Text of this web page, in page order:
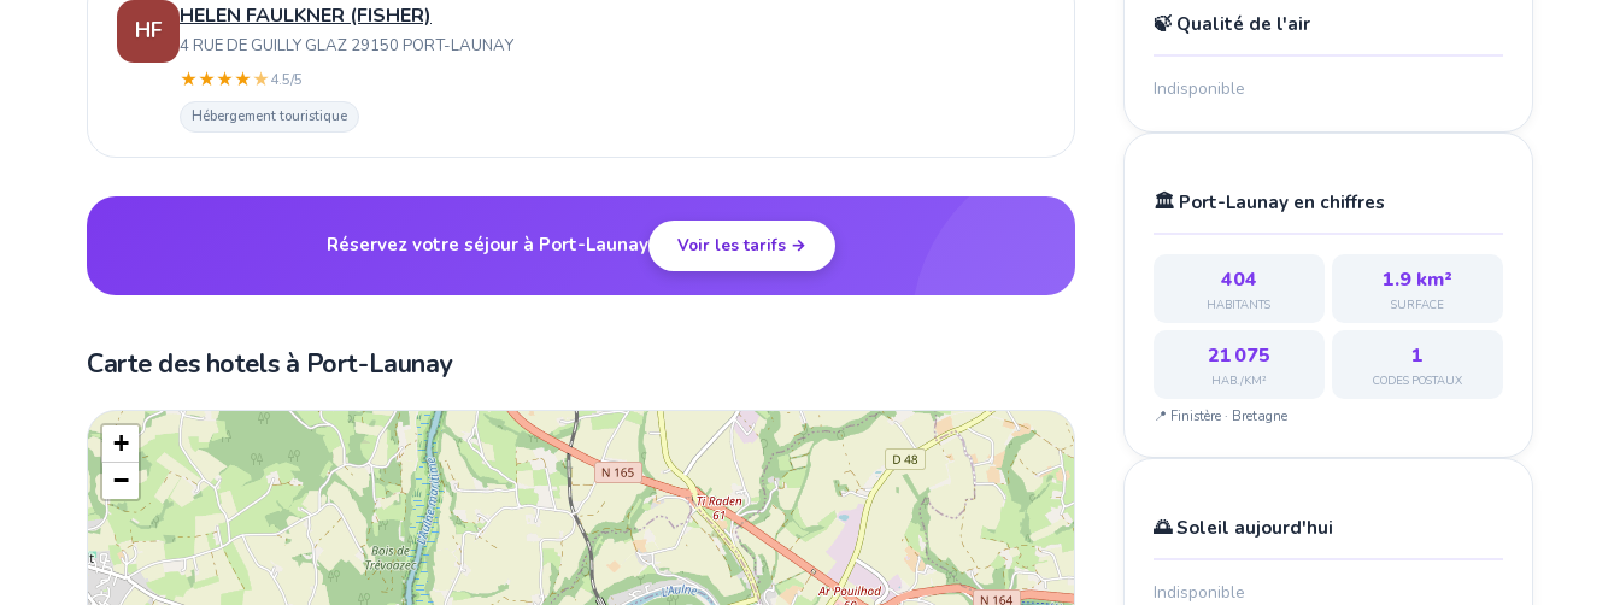
HF
HELEN FAULKNER (FISHER)
4 RUE DE GUILLY GLAZ 29150 PORT-LAUNAY
★★★★★4.5/5
Hébergement touristique
Réservez votre séjour à Port-Launay Voir les tarifs →
Carte des hotels à Port-Launay
+
−
🍃 Qualité de l'air
Indisponible
🏛️ Port-Launay en chiffres
404
HABITANTS
1.9 km²
SURFACE
21 075
HAB./KM²
1
CODES POSTAUX
📍 Finistère · Bretagne
🌅 Soleil aujourd'hui
Indisponible